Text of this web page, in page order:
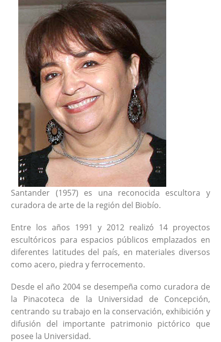
Santander (1957) es una reconocida escultora y
curadora de arte de la región del Biobío.
Entre los años 1991 y 2012 realizó 14 proyectos
escultóricos para espacios públicos emplazados en
diferentes latitudes del país, en materiales diversos
como acero, piedra y ferrocemento.
Desde el año 2004 se desempeña como curadora de
la Pinacoteca de la Universidad de Concepción,
centrando su trabajo en la conservación, exhibición y
difusión del importante patrimonio pictórico que
posee la Universidad.